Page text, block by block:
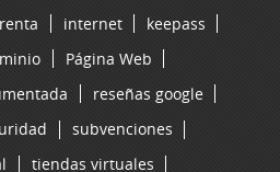
internet
keepass
Página Web
reseñas google
subvenciones
tiendas virtuales